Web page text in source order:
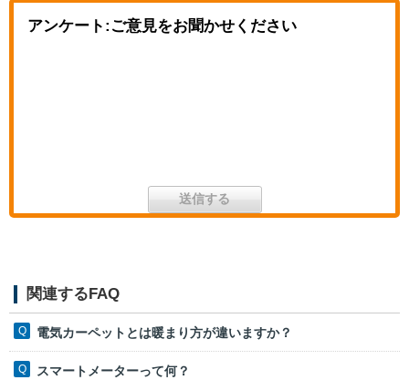
アンケート:ご意見をお聞かせください
関連するFAQ
電気カーペットとは暖まり方が違いますか？
スマートメーターって何？